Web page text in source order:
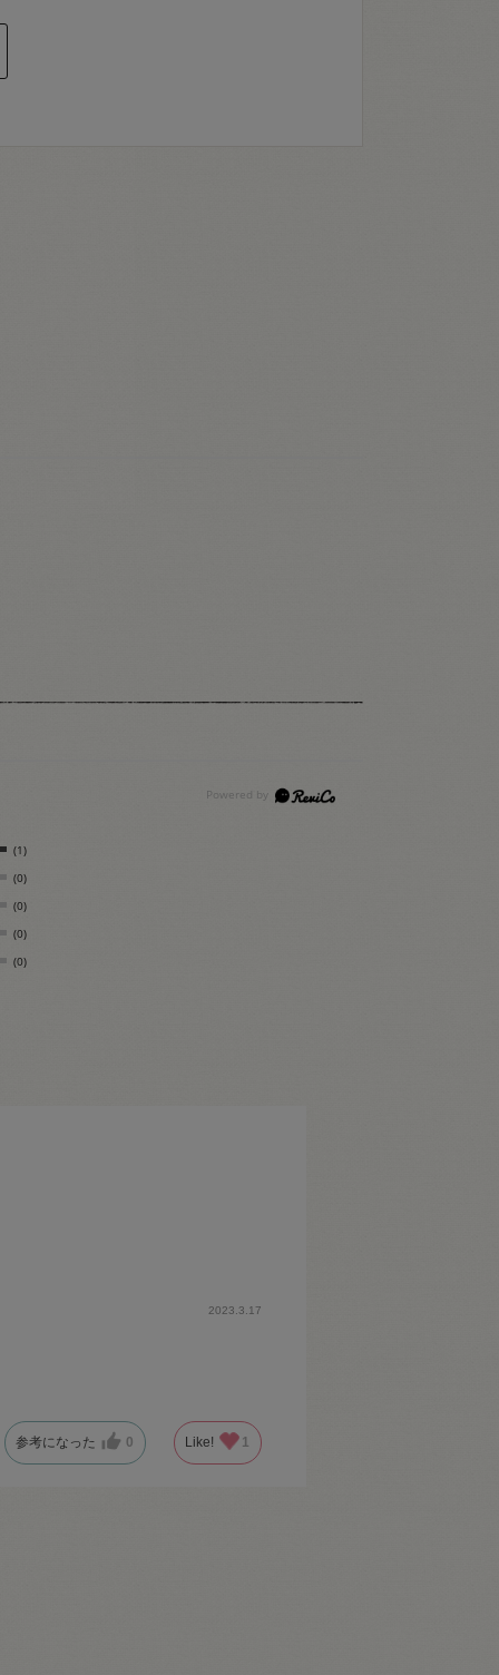
(1)
(0)
(0)
(0)
(0)
2023.3.17
参考になった 0 Like! 1